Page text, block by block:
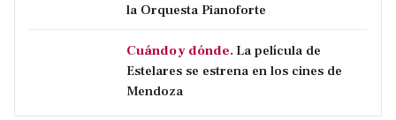
la Orquesta Pianoforte
Cuándo y dónde. La película de
Estelares se estrena en los cines de
Mendoza